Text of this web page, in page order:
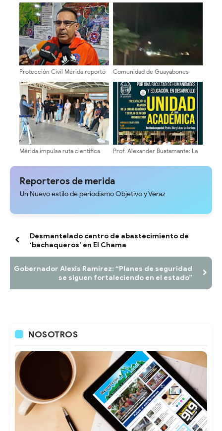
huecos
Protección Civil Mérida reportó
municipios
Comunidad de Guayabones
respuestas a la alcaldía
Mérida impulsa ruta científica
Prof. Alexander Bustamante: La
comienza en sus Escuelas y
Reporteros de merida
Un Nuevo estilo de periodismo Objetivo y Veraz
Desmantelado centro de abastecimiento de
‘bachaqueros’ en El Chama
Gobernador Alexis Ramírez: “Planes de seguridad
se siguen fortaleciendo en el estado”
NOSOTROS